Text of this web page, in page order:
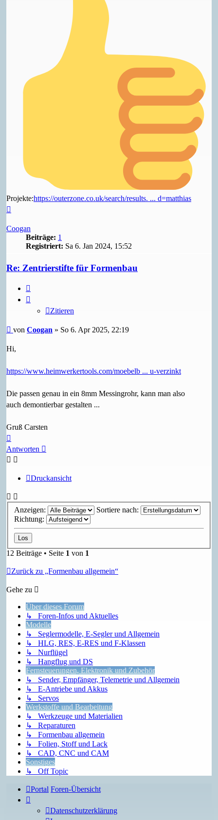
Projekte:https://outerzone.co.uk/search/results. ... d=matthias
Coogan
Beiträge: 1
Registriert: Sa 6. Jan 2024, 15:52
Re: Zentrierstifte für Formenbau
Zitieren
Beitrag
von Coogan » So 6. Apr 2025, 22:19
Hi,
https://www.heimwerkertools.com/moebelb ... u-verzinkt
Die passen genau in ein 8mm Messingrohr, kann man also
auch demontierbar gestalten ...
Gruß Carsten
oben
Antworten
Druckansicht
Anzeigen:
Sortiere nach:
Richtung:
12 Beiträge • Seite 1 von 1
Zurück zu „Formenbau allgemein“
Gehe zu
Über dieses Forum
↳ Foren-Infos und Aktuelles
Modelle
↳ Seglermodelle, E-Segler und Allgemein
↳ HLG, RES, E-RES und F-Klassen
↳ Nurflügel
↳ Hangflug und DS
Fernsteuerungen, Elektronik und Zubehör
↳ Sender, Empfänger, Telemetrie und Allgemein
↳ E-Antriebe und Akkus
↳ Servos
Werkstoffe und Bearbeitung
↳ Werkzeuge und Materialien
↳ Reparaturen
↳ Formenbau allgemein
↳ Folien, Stoff und Lack
↳ CAD, CNC und CAM
Sonstiges
↳ Off Topic
Portal Foren-Übersicht
Datenschutzerklärung